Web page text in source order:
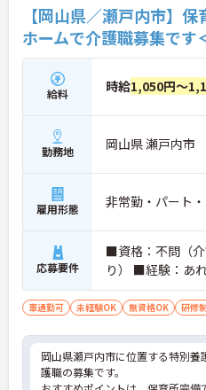
【岡山県／瀬戸内市】
ホームで介護職募集です
給料 時給1,050円～
勤務地 岡山県 瀬戸内市
雇用形態 非常勤・パート
応募要件
■資格：不問（
り） ■経験：あ
車通勤可 未経験OK 無資格OK 研修
岡山県瀬戸内市に位置する特別養
護職の募集です。